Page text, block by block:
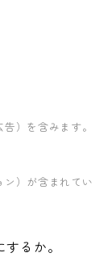
）を含みます。
）が含まれてい
るか。